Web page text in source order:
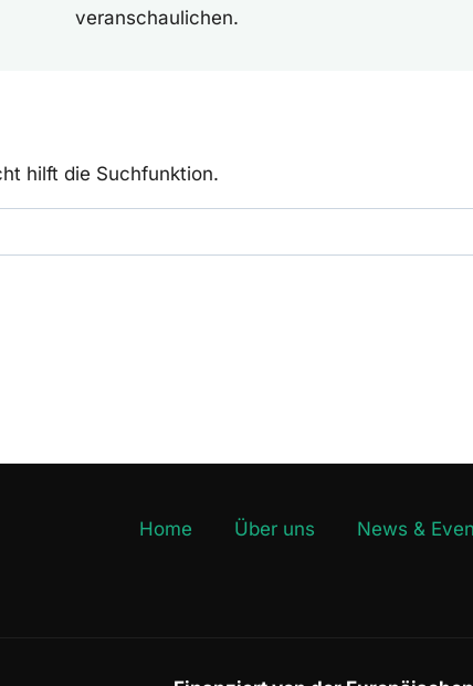
veranschaulichen.
hilft die Suchfunktion.
Home Über uns News &